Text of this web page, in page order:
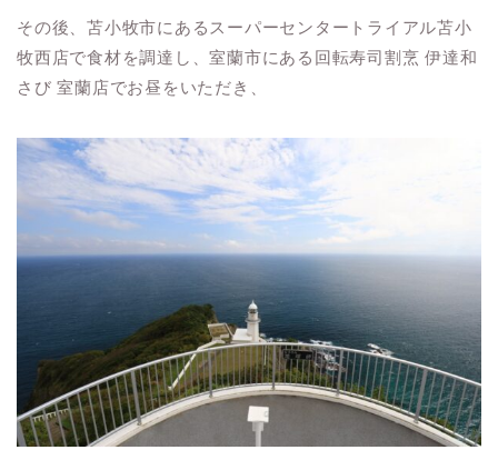
その後、苫小牧市にあるスーパーセンタートライアル苫小
牧西店で食材を調達し、室蘭市にある回転寿司割烹 伊達和
さび 室蘭店でお昼をいただき、